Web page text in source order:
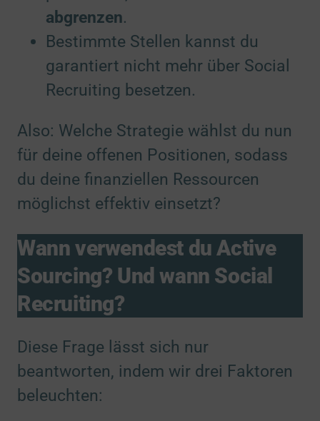
abgrenzen.
Bestimmte Stellen kannst du
garantiert nicht mehr über Social
Recruiting besetzen.
Also: Welche Strategie wählst du nun
für deine offenen Positionen, sodass
du deine finanziellen Ressourcen
möglichst effektiv einsetzt?
Wann verwendest du Active
Sourcing? Und wann Social
Recruiting?
Diese Frage lässt sich nur
beantworten, indem wir drei Faktoren
beleuchten: